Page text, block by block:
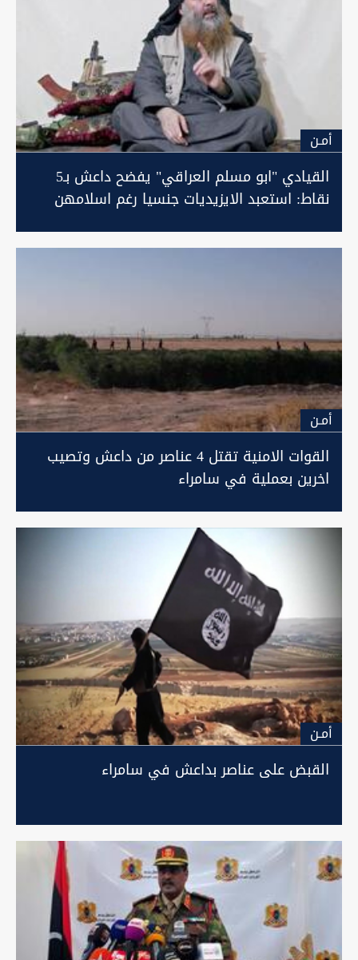
أمـن
القيادي "ابو مسلم العراقي" يفضح داعش بـ5
نقاط: استعبد الايزيديات جنسيا رغم اسلامهن
أمـن
القوات الامنية تقتل 4 عناصر من داعش وتصيب
اخرين بعملية في سامراء
أمـن
القبض على عناصر بداعش في سامراء